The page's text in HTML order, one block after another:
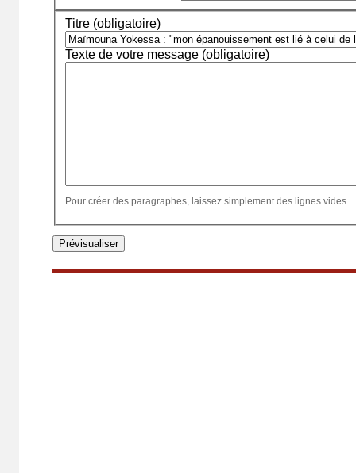
Titre (obligatoire)
Texte de votre message (obligatoire)
Pour créer des paragraphes, laissez simplement des lignes vides.